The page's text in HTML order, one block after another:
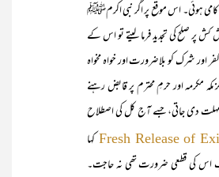
ہوئی۔ اس موقع پر اگر نبی اکرمﷺ
کش پر صلح کی تجدید فرما لیتے تو اس کے
اور شرک کو بلاضرورت اور خواہ مخواہ
مکرمہ اور حرمِ محترم پر قابض رہنے
دی جاتی، جسے آج کل کی اصطلاح
Fresh Release of کہا
اس کی قطعی ضرورت تھی نہ حاجت۔